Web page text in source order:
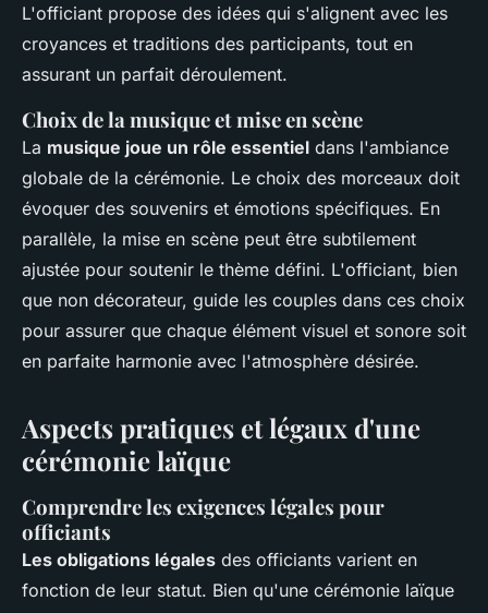
L'officiant propose des idées qui s'alignent avec les
croyances et traditions des participants, tout en
assurant un parfait déroulement.
Choix de la musique et mise en scène
La musique joue un rôle essentiel dans l'ambiance
globale de la cérémonie. Le choix des morceaux doit
évoquer des souvenirs et émotions spécifiques. En
parallèle, la mise en scène peut être subtilement
ajustée pour soutenir le thème défini. L'officiant, bien
que non décorateur, guide les couples dans ces choix
pour assurer que chaque élément visuel et sonore soit
en parfaite harmonie avec l'atmosphère désirée.
Aspects pratiques et légaux d'une
cérémonie laïque
Comprendre les exigences légales pour
officiants
Les obligations légales des officiants varient en
fonction de leur statut. Bien qu'une cérémonie laïque